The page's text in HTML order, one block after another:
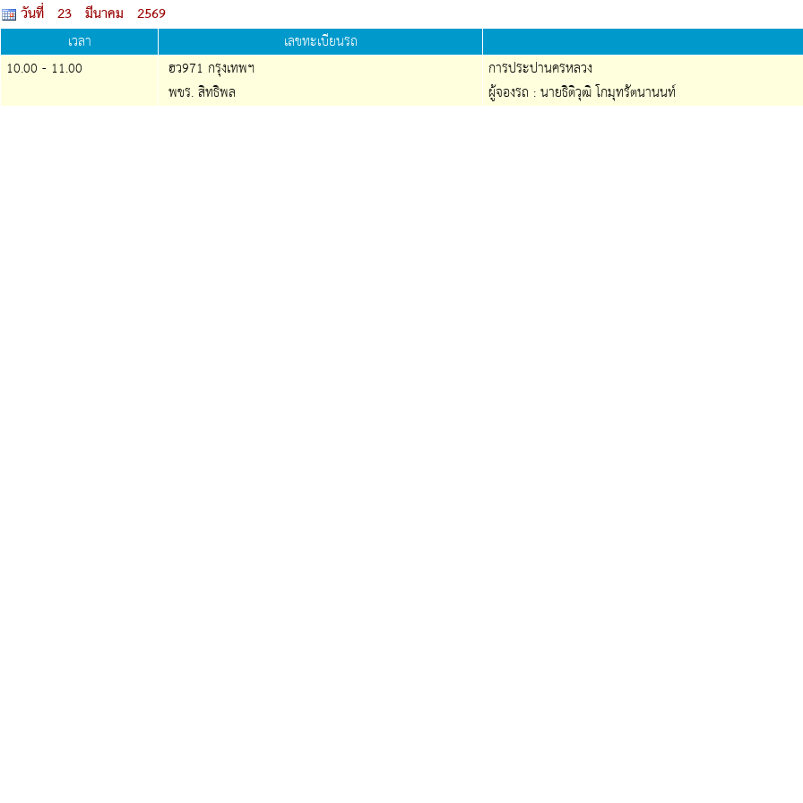
วันที่ 23 มีนาคม 2569
เวลา เลขทะเบียนรถ
10.00 - 11.00
ฮว971 กรุงเทพฯ
พขร. สิทธิพล
การประปานครหลวง
ผู้จองรถ : นายธิติวุฒิ โกมุทรัตนานนท์